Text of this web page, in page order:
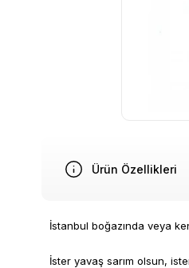
Ürün Özellikleri
İstanbul boğazında veya
İster yavaş sarım olsun,